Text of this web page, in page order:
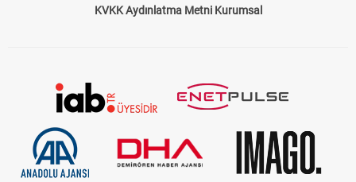
KVKK Aydınlatma Metni Kurumsal